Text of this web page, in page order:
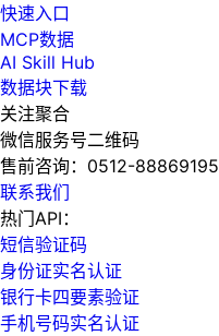
快速入口
MCP数据
AI Skill Hub
数据块下载
关注聚合
微信服务号二维码
售前咨询： 0512-88869195
联系我们
热门API：
短信验证码
身份证实名认证
银行卡四要素验证
手机号码实名认证